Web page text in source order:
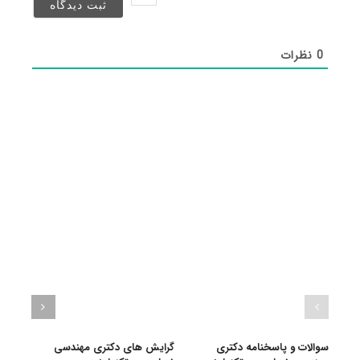
0نظرات
سوالات و پاسخنامه دکتری
گرایش های دکتری مهندسی